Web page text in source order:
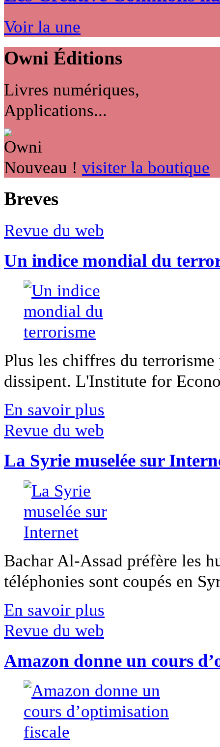
Voir la une
Owni Éditions
Livres numériques,
Applications...
Nouveau ! visiter la boutique
Breves
Revue du web
Un indice mondial du
Plus les chiffres du
dissipent. L'Institute for
En savoir plus
Revue du web
La Syrie muselée sur
Bachar Al-Assad préfère les
téléphonies sont coupés en
En savoir plus
Revue du web
Amazon donne un cours